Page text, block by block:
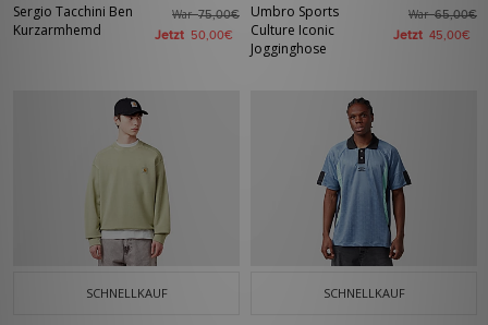
Sergio Tacchini Ben
Kurzarmhemd
War75,00€
Jetzt 50,00€
Umbro Sports
Culture Iconic
Jogginghose
War65,00€
Jetzt 45,00€
SCHNELLKAUF SCHNELLKAUF